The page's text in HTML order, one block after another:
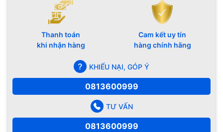
Thanh toán
khi nhận hàng
Cam kết uy tín
hàng chính hãng
KHIẾU NẠI, GÓP Ý
0813600999
TƯ VẤN
0813600999